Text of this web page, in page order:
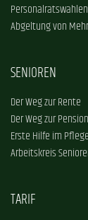
Abgeltung von
SENIOREN
Der Weg zur Rente
Der Weg zur Pension
Erste Hilfe im
Arbeitskreis
TARIF